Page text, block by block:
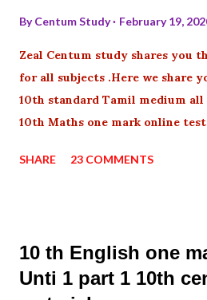
ByCentum Study February 19,
Zeal Centum study shares you
for all subjects .Here we share
10th standard Tamil medium
10th Maths one mark online
SHARE 23 COMMENTS
10 th English one
Unti 1 part 1 10th